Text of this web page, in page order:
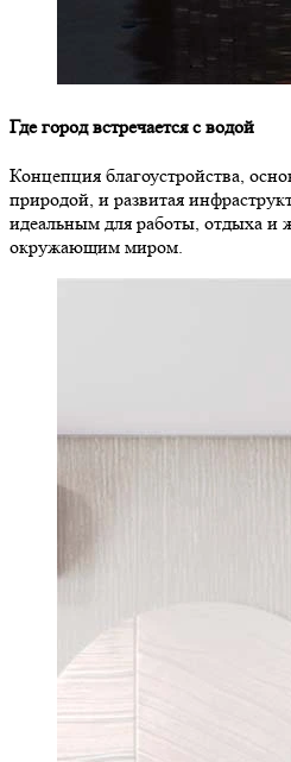
Где город встречается с водой
Концепция благоустройства,
природой, и развитая
идеальным для работы, отдыха и
окружающим миром.